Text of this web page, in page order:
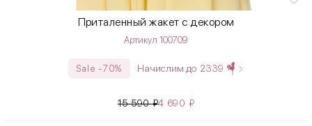
Приталенный жакет с декором
Артикул 100709
Sale -70% Начислим до 2339
15 590₽4 690 ₽